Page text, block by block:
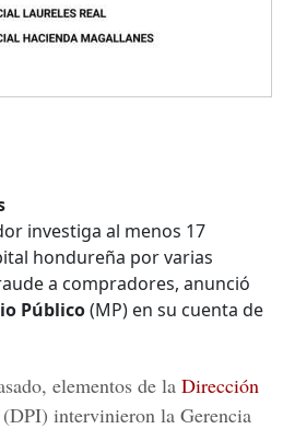
investiga al menos 17
hondureña por varias
a compradores, anunció
Público(MP) en su cuenta de
elementos de la Dirección
(DPI) intervinieron la Gerencia